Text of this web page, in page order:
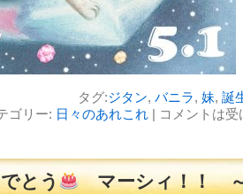
タグ:ジタン, バニラ, 妹, 誕
ゴリー: 日々のあれこれ| コメントは
とう
マーシィ！！